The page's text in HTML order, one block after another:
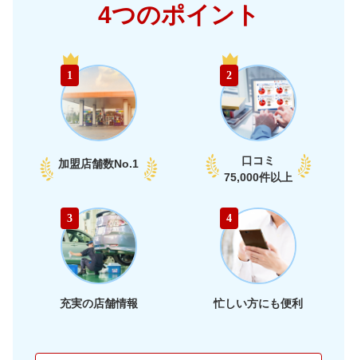
新潟県 53,350 円
富山県 店舗を探す
石川県 店舗を探す
福井県 店舗を探す
47,100円 店舗を探す
静岡県 店舗を探す
岐阜県 店舗を探す
4つのポイント
1
加盟店舗数No.1
2
口コミ
75,000件以上
3
充実の店舗情報
4
忙しい方にも便利